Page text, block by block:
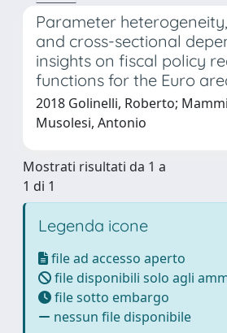
Parameter
and cross-sectional
insights on fiscal policy
functions for the Euro
2018 Golinelli, Roberto;
Musolesi, Antonio
Mostrati risultati da 1 a
1 di 1
Legenda icone
file ad accesso aperto
file disponibili solo agli
file sotto embargo
nessun file disponibile